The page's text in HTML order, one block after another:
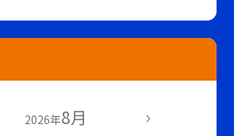
2026年8月